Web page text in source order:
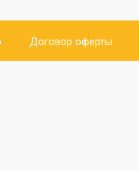
Договор оферты